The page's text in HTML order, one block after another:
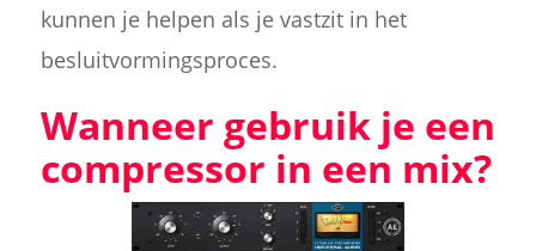
kunnen je helpen als je vastzit in het
besluitvormingsproces.
Wanneer gebruik je een
compressor in een mix?